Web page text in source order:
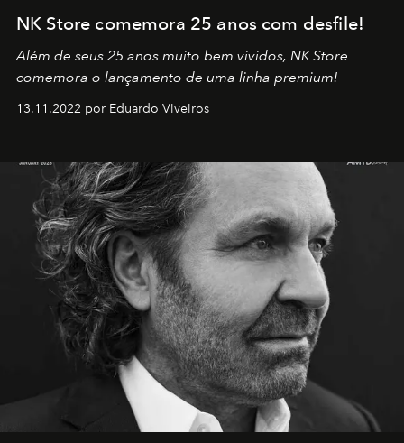
NK Store comemora 25 anos com desfile!
Além de seus 25 anos muito bem vividos, NK Store
comemora o lançamento de uma linha premium!
13.11.2022 por Eduardo Viveiros